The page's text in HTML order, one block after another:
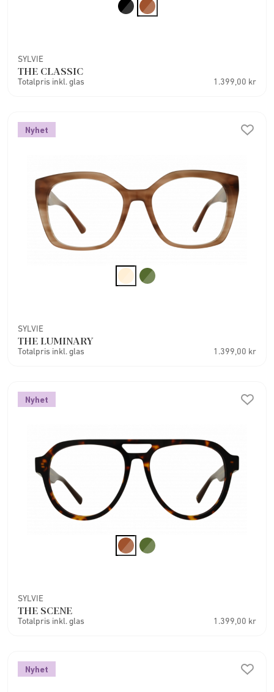
SYLVIE
THE CLASSIC
Totalpris inkl. glas 1.399,00 kr
Nyhet
SYLVIE
THE LUMINARY
Totalpris inkl. glas 1.399,00 kr
Nyhet
SYLVIE
THE SCENE
Totalpris inkl. glas 1.399,00 kr
Nyhet